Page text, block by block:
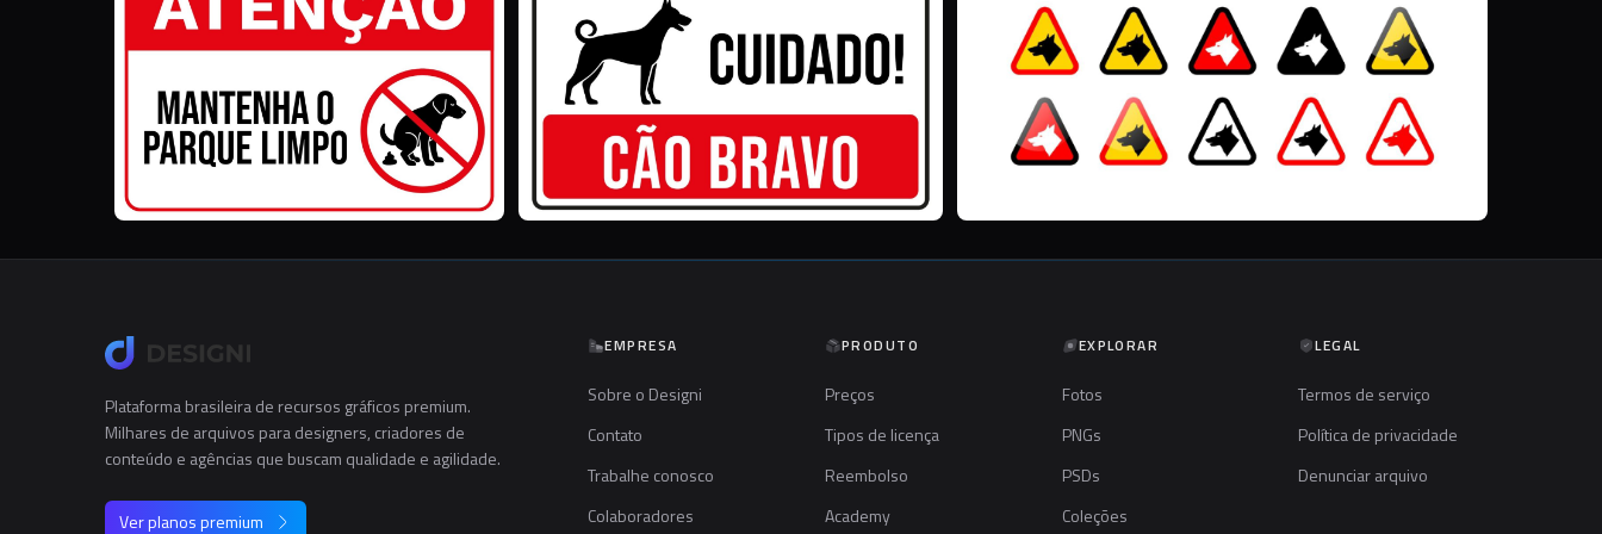
Plataforma brasileira de recursos gráficos premium.
Milhares de arquivos para designers, criadores de
conteúdo e agências que buscam qualidade e agilidade.
Ver planos premium
EMPRESA
Sobre o Designi
Contato
Trabalhe conosco
Colaboradores
PRODUTO
Preços
Tipos de licença
Reembolso
Academy
EXPLORAR
Fotos
PNGs
PSDs
Coleções
LEGAL
Termos de serviço
Política de privacidade
Denunciar arquivo